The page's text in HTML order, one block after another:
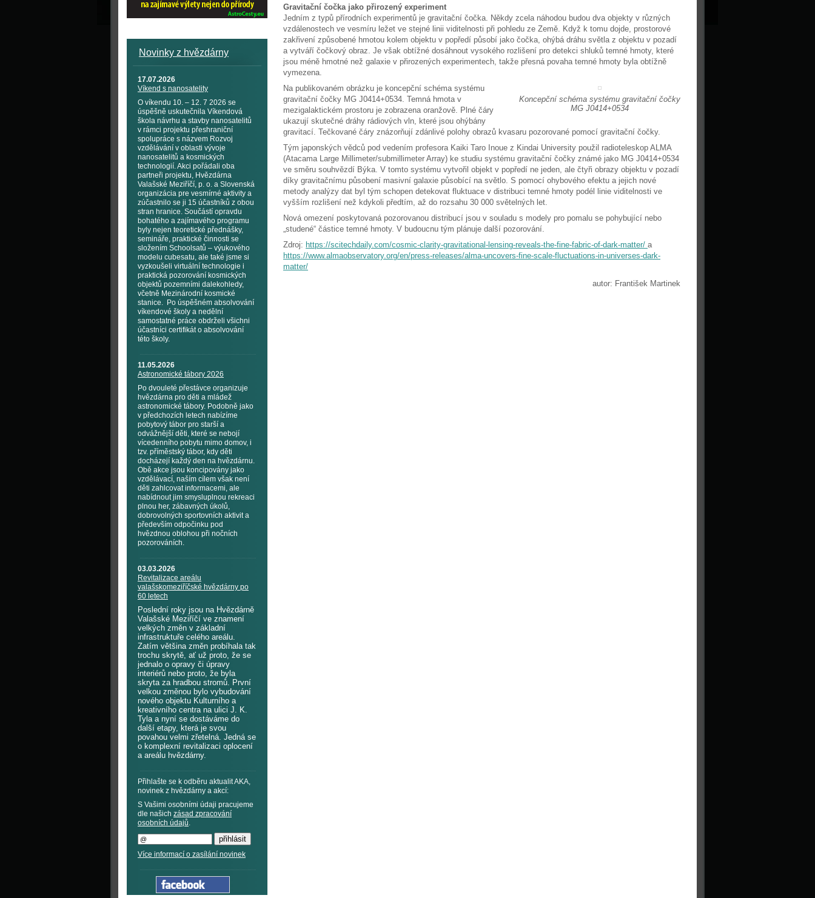
Novinky z hvězdárny
17.07.2026
Víkend s nanosatelity
O víkendu 10. – 12. 7 2026 se
úspěšně uskutečnila Víkendová
škola návrhu a stavby nanosatelitů
v rámci projektu přeshraniční
spolupráce s názvem Rozvoj
vzdělávání v oblasti vývoje
nanosatelitů a kosmických
technologií. Akci pořádali oba
partneři projektu, Hvězdárna
Valašské Meziříčí, p. o. a Slovenská
organizácia pre vesmírné aktivity a
zúčastnilo se ji 15 účastníků z obou
stran hranice. Součástí opravdu
bohatého a zajímavého programu
byly nejen teoretické přednášky,
semináře, praktické činnosti se
složením Schoolsatů – výukového
modelu cubesatu, ale také jsme si
vyzkoušeli virtuální technologie i
praktická pozorování kosmických
objektů pozemními dalekohledy,
včetně Mezinárodní kosmické
stanice. Po úspěšném absolvování
víkendové školy a nedělní
samostatné práce obdrželi všichni
účastníci certifikát o absolvování
této školy.
11.05.2026
Astronomické tábory 2026
Po dvouleté přestávce organizuje
hvězdárna pro děti a mládež
astronomické tábory. Podobně jako
v předchozích letech nabízíme
pobytový tábor pro starší a
odvážnější děti, které se nebojí
vícedenního pobytu mimo domov, i
tzv. příměstský tábor, kdy děti
docházejí každý den na hvězdárnu.
Obě akce jsou koncipovány jako
vzdělávací, naším cílem však není
děti zahlcovat informacemi, ale
nabídnout jim smysluplnou rekreaci
plnou her, zábavných úkolů,
dobrovolných sportovních aktivit a
především odpočinku pod
hvězdnou oblohou při nočních
pozorováních.
03.03.2026
Revitalizace areálu
valašskomeziříčské hvězdárny po
60 letech
Poslední roky jsou na Hvězdárně
Valašské Meziříčí ve znamení
velkých změn v základní
infrastruktuře celého areálu.
Zatím většina změn probíhala tak
trochu skrytě, ať už proto, že se
jednalo o opravy či úpravy
interiérů nebo proto, že byla
skryta za hradbou stromů. První
velkou změnou bylo vybudování
nového objektu Kulturního a
kreativního centra na ulici J. K.
Tyla a nyní se dostáváme do
další etapy, která je svou
povahou velmi zřetelná. Jedná se
o komplexní revitalizaci oplocení
a areálu hvězdárny.
Přihlašte se k odběru aktualit AKA,
novinek z hvězdárny a akcí:
S Vašimi osobními údaji pracujeme
dle našich zásad zpracování
osobních údajů.
Více informací o zasílání novinek
Gravitační čočka jako přirozený experiment
Jedním z typů přírodních experimentů je gravitační čočka. Někdy zcela náhodou budou dva objekty v různých
vzdálenostech ve vesmíru ležet ve stejné linii viditelnosti při pohledu ze Země. Když k tomu dojde, prostorové
zakřivení způsobené hmotou kolem objektu v popředí působí jako čočka, ohýbá dráhu světla z objektu v pozadí
a vytváří čočkový obraz. Je však obtížné dosáhnout vysokého rozlišení pro detekci shluků temné hmoty, které
jsou méně hmotné než galaxie v přirozených experimentech, takže přesná povaha temné hmoty byla obtížně
vymezena.
Koncepční schéma systému gravitační čočky
MG J0414+0534
Na publikovaném obrázku je koncepční schéma systému
gravitační čočky MG J0414+0534. Temná hmota v
mezigalaktickém prostoru je zobrazena oranžově. Plné čáry
ukazují skutečné dráhy rádiových vln, které jsou ohýbány
gravitací. Tečkované čáry znázorňují zdánlivé polohy obrazů kvasaru pozorované pomocí gravitační čočky.
Tým japonských vědců pod vedením profesora Kaiki Taro Inoue z Kindai University použil radioteleskop ALMA
(Atacama Large Millimeter/submillimeter Array) ke studiu systému gravitační čočky známé jako MG J0414+0534
ve směru souhvězdí Býka. V tomto systému vytvořil objekt v popředí ne jeden, ale čtyři obrazy objektu v pozadí
díky gravitačnímu působení masivní galaxie působící na světlo. S pomocí ohybového efektu a jejich nové
metody analýzy dat byl tým schopen detekovat fluktuace v distribuci temné hmoty podél linie viditelnosti ve
vyšším rozlišení než kdykoli předtím, až do rozsahu 30 000 světelných let.
Nová omezení poskytovaná pozorovanou distribucí jsou v souladu s modely pro pomalu se pohybující nebo
„studené“ částice temné hmoty. V budoucnu tým plánuje další pozorování.
Zdroj: https://scitechdaily.com/cosmic-clarity-gravitational-lensing-reveals-the-fine-fabric-of-dark-matter/ a
https://www.almaobservatory.org/en/press-releases/alma-uncovers-fine-scale-fluctuations-in-universes-dark-
matter/
autor: František Martinek